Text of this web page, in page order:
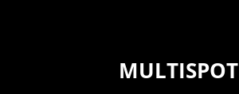
CATELLANI & SMITH
MULTISPOT